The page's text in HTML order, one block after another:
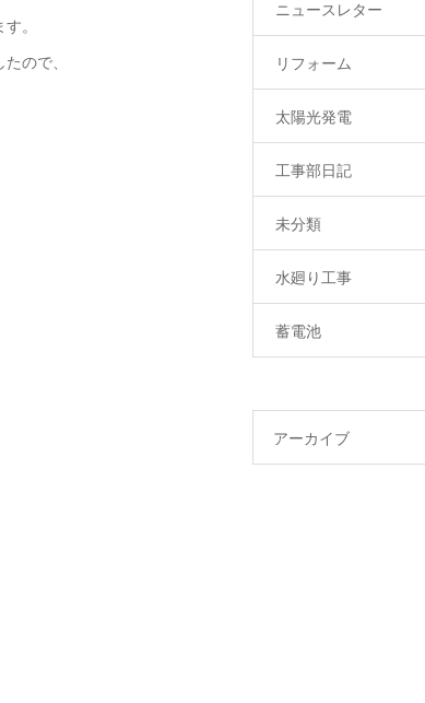
。
ので、
ニュースレター
リフォーム
太陽光発電
工事部日記
未分類
水廻り工事
蓄電池
アーカイブ